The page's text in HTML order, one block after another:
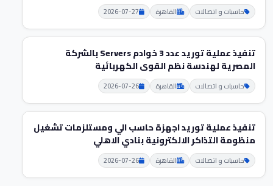
حاسبات و اتصالات القاهرة 2026-07-27
تنفيذ عملية توريد عدد 3 خوادم Servers بالشركة
المصرية لهندسة نظم القوى الكهربائية
حاسبات و اتصالات القاهرة 2026-07-26
تنفيذ عملية توريد اجهزة حاسب الي ومستلزمات تشغيل
منظومة التذاكر الالكترونية بنادي الاهلي
حاسبات و اتصالات القاهرة 2026-07-26